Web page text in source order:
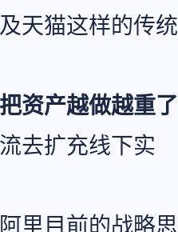
天猫这样的传统
资产越做越重了
去扩充线下实
里目前的战略思